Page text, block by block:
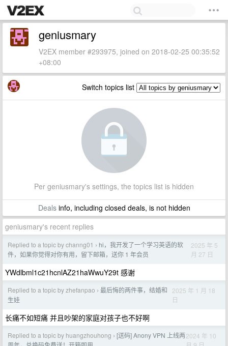
geniusmary
V2EX member #293975, joined on 2018-02-25 00:35:52
+08:00
Switch topics list
Per geniusmary's settings, the topics list is hidden
Dealsinfo, including closed deals, is not hidden
geniusmary's recent replies
Replied to a topic by channg01 › hi，我开发了一个学习英语的软
件，如果你觉得对你有用，留下邮箱，送你 1 年会员
2025 年 5
月 27 日
YWdlbml1c21hcnlAZ21haWwuY29t 感谢
Replied to a topic by zhefanpao › 最后悔的两件事，结婚和
生娃
2025 年 1 月 18
日
长痛不如短痛 并且吵架的家庭对孩子也不好啊
Replied to a topic by huangzhouhong › [送码] Anony VPN 上线两2024 年 10